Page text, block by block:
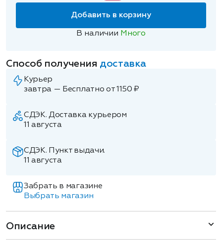
Добавить в корзину
В наличии Много
Способ получения доставка
Курьер
завтра — Бесплатно от 1150 ₽
СДЭК. Доставка курьером
11 августа
СДЭК. Пункт выдачи.
11 августа
Забрать в магазине
Выбрать магазин
Описание